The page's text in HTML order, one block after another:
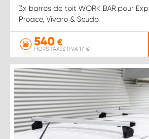
3x barres de toit WORK BAR pour
Proace, Vivaro & Scudo.
540 €
HORS TAXES (TVA 17 %)